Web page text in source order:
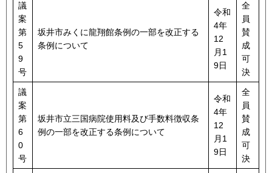
議
案
第
5
9
号
坂井市みくに龍翔館条例の一部を改正する
条例について
令和
4年
12
月1
9日
全
員
賛
成
可
決
議
案
第
6
0
号
坂井市立三国病院使用料及び手数料徴収条
例の一部を改正する条例について
令和
4年
12
月1
9日
全
員
賛
成
可
決